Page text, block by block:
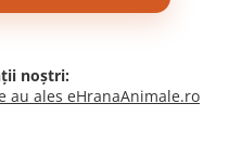
noștri:
au ales eHranaAnimale.ro